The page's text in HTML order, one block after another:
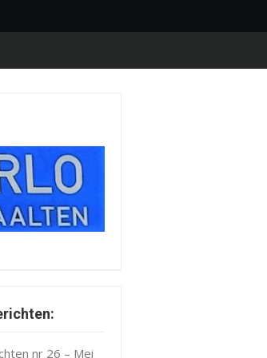
nr 26 – Mei